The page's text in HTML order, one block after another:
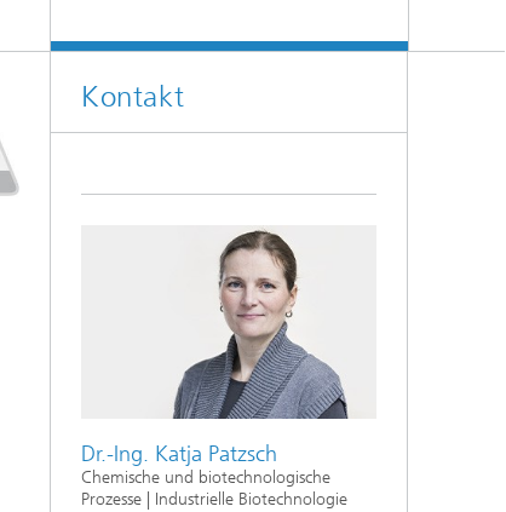
Kontakt
Dr.-Ing. Katja Patzsch
Chemische und biotechnologische
Prozesse | Industrielle Biotechnologie